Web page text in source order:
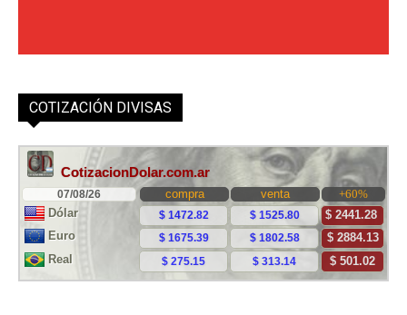
COTIZACIÓN DIVISAS